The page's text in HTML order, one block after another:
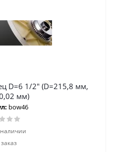
D=6 1/2" (D=215,8 мм,
мм)
bow46